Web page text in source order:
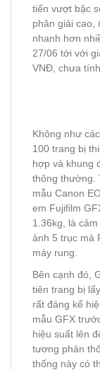
tiến vượt bậc
phân giải cao,
nhanh hơn
27/06 tới với
VNĐ, chưa tính
Không như
100 trang bị
hợp và khung
thông thường.
mẫu Canon
em Fujifilm
1.36kg, là
ảnh 5 trục mà
máy rung.
Bên cạnh đó,
tiên trang bị
rất đáng kể
mẫu GFX
hiệu suất lên
tương phản
thống này có